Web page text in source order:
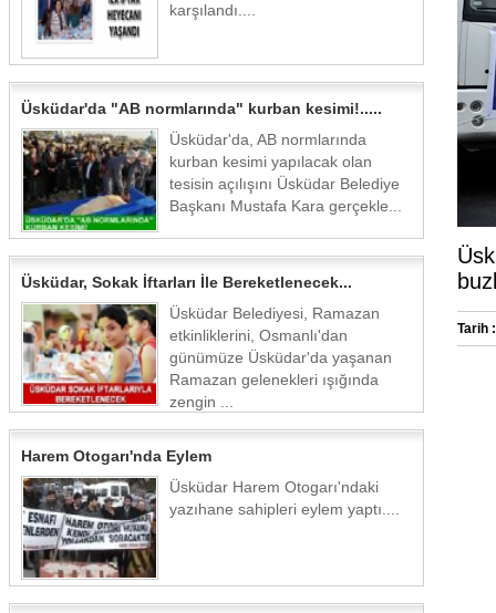
karşılandı....
Üsküdar'da "AB normlarında" kurban kesimi!.....
Üsküdar'da, AB normlarında
kurban kesimi yapılacak olan
tesisin açılışını Üsküdar Belediye
Başkanı Mustafa Kara gerçekle...
Üsküdar, Sokak İftarları İle Bereketlenecek...
Üsküdar Belediyesi, Ramazan
etkinliklerini, Osmanlı'dan
günümüze Üsküdar'da yaşanan
Ramazan gelenekleri ışığında
zengin ...
Harem Otogarı'nda Eylem
Üsküdar Harem Otogarı'ndaki
yazıhane sahipleri eylem yaptı....
Tarih :